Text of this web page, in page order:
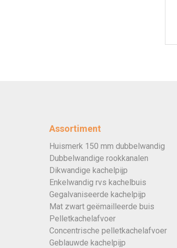
Assortiment
Huismerk 150 mm dubbelwandig
Dubbelwandige rookkanalen
Dikwandige kachelpijp
Enkelwandig rvs kachelbuis
Gegalvaniseerde kachelpijp
Mat zwart geëmailleerde buis
Pelletkachelafvoer
Concentrische pelletkachelafvoer
Geblauwde kachelpijp